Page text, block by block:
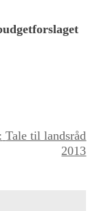
Tale til landsråd
2013